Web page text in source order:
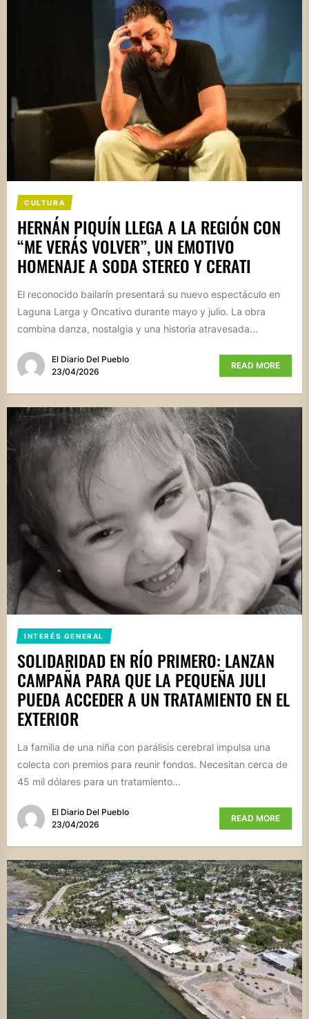
CULTURA
HERNÁN PIQUÍN LLEGA A LA REGIÓN CON
“ME VERÁS VOLVER”, UN EMOTIVO
HOMENAJE A SODA STEREO Y CERATI
El reconocido bailarín presentará su nuevo espectáculo en
Laguna Larga y Oncativo durante mayo y julio. La obra
combina danza, nostalgia y una historia atravesada...
El Diario Del Pueblo
23/04/2026
READ MORE
INTERÉS GENERAL
SOLIDARIDAD EN RÍO PRIMERO: LANZAN
CAMPAÑA PARA QUE LA PEQUEÑA JULI
PUEDA ACCEDER A UN TRATAMIENTO EN EL
EXTERIOR
La familia de una niña con parálisis cerebral impulsa una
colecta con premios para reunir fondos. Necesitan cerca de
45 mil dólares para un tratamiento...
El Diario Del Pueblo
23/04/2026
READ MORE